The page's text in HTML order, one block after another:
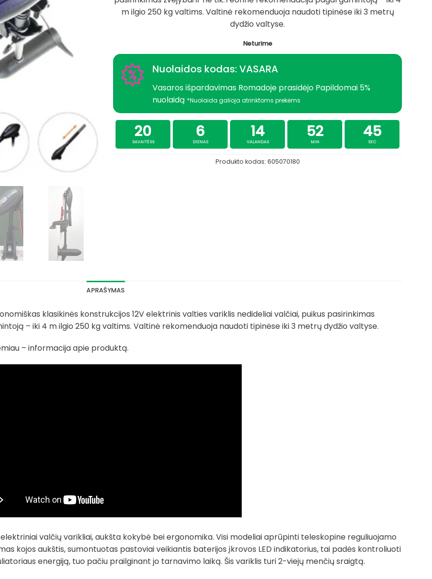
m ilgio 250 kg valtims. Valtinė rekomenduoja naudoti tipinėse iki 3 metrų
dydžio valtyse.
Neturime
Nuolaidos kodas: VASARA
Vasaros išpardavimas Romadoje prasidėjo Papildomai 5%
nuolaidą *Nuolaida galioja atrinktoms prekėms
20
SAVAITĖSS
6
DIENAS
14
VALANDAS
52
MIN
44
SEC
Produkto kodas: 605070180
APRAŠYMAS
klasikinės konstrukcijos 12V elektrinis valties variklis nedideliai valčiai, puikus pasirinkimas
– iki 4 m ilgio 250 kg valtims. Valtinė rekomenduoja naudoti tipinėse iki 3 metrų dydžio valtyse.
– informacija apie produktą.
valčių varikliai, aukšta kokybė bei ergonomika. Visi modeliai aprūpinti teleskopine reguliuojamo
kojos aukštis, sumontuotas pastoviai veikiantis baterijos įkrovos LED indikatorius, tai padės kontroliuoti
energiją, tuo pačiu prailginant jo tarnavimo laiką. Šis variklis turi 2-viejų menčių sraigtą.